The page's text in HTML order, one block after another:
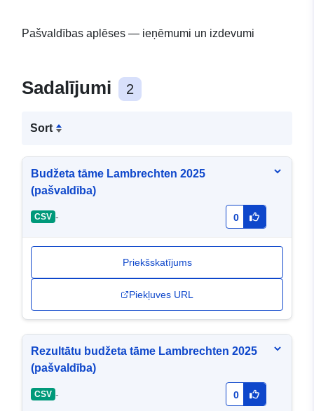
Pašvaldības aplēses — ieņēmumi un izdevumi
Sadalījumi 2
Sort
Budžeta tāme Lambrechten 2025
(pašvaldība)
CSV - 0
Priekšskatījums
Piekļuves URL
Rezultātu budžeta tāme Lambrechten 2025
(pašvaldība)
CSV - 0